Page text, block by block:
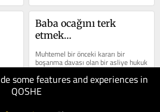
some features and experiences in
QOSHE
Baba ocağını terk
etmek…
Muhtemel bir önceki kararı bir
boşanma davası olan bir asliye hukuk
mahkemesinin 103 yıllık CHP’yle
ilgili verdiği mutlak butlan kararı,...
25.05.2026